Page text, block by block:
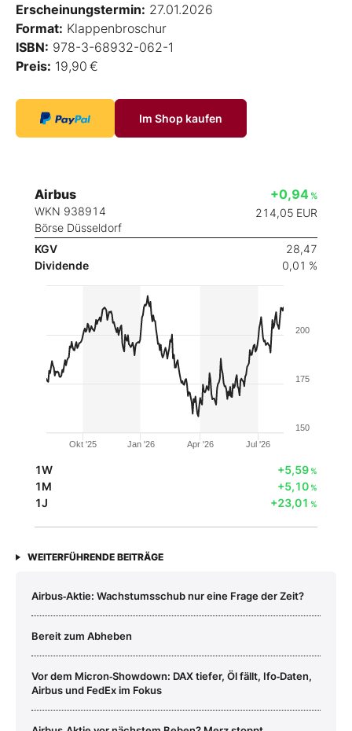
Erscheinungstermin: 27.01.2026
Format: Klappenbroschur
ISBN: 978-3-68932-062-1
Preis: 19,90 €
Im Shop kaufen
Airbus
WKN 938914
Börse Düsseldorf
+0,94 %
214,05 EUR
KGV
28,47
Dividende
0,01 %
Okt '25 Jan '26 Apr '26 Jul '26
150
175
200
1W +5,59%
1M +5,10%
1J +23,01 %
WEITERFÜHRENDE BEITRÄGE
Airbus‑Aktie: Wachstumsschub nur eine Frage der Zeit?
Bereit zum Abheben
Vor dem Micron‑Showdown: DAX tiefer, Öl fällt, Ifo‑Daten,
Airbus und FedEx im Fokus